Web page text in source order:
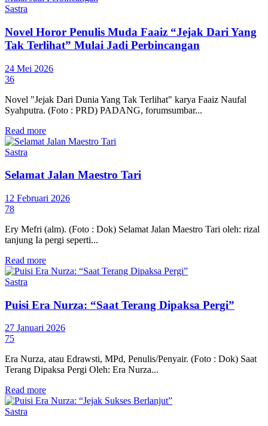
Sastra
Novel Horor Penulis Muda Faaiz “Jejak Dari Yang
Tak Terlihat” Mulai Jadi Perbincangan
24 Mei 2026
36
Novel "Jejak Dari Dunia Yang Tak Terlihat" karya Faaiz Naufal
Syahputra. (Foto : PRD) PADANG, forumsumbar...
Read more
Sastra
Selamat Jalan Maestro Tari
12 Februari 2026
78
Ery Mefri (alm). (Foto : Dok) Selamat Jalan Maestro Tari oleh: rizal
tanjung Ia pergi seperti...
Read more
Sastra
Puisi Era Nurza: “Saat Terang Dipaksa Pergi”
27 Januari 2026
75
Era Nurza, atau Edrawsti, MPd, Penulis/Penyair. (Foto : Dok) Saat
Terang Dipaksa Pergi Oleh: Era Nurza...
Read more
Sastra